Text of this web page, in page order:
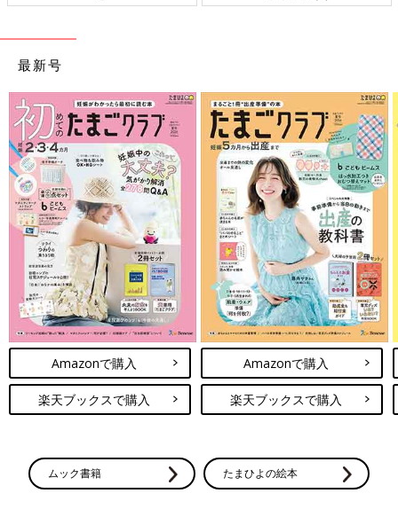
最新号
Amazonで購入
楽天ブックスで購入
Amazonで購入
楽天ブックスで購入
ムック書籍 たまひよの絵本